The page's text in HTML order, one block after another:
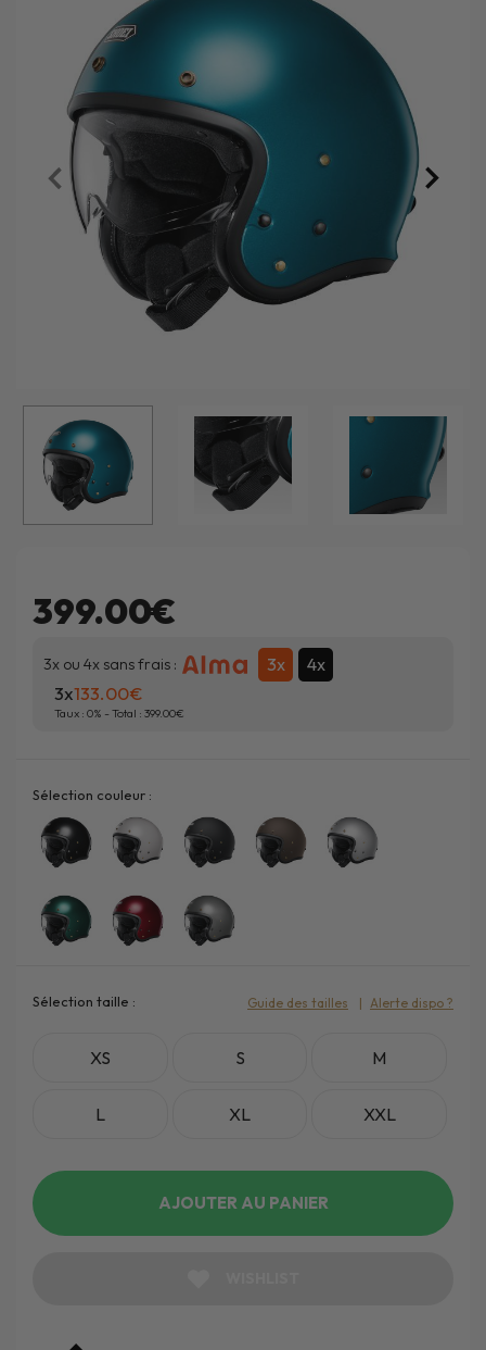
399.00€
3x ou 4x sans frais : 3x 4x
3x133.00
Taux : 0% - Total : 399.00
Sélection couleur :
Sélection taille :
XS S M
L XL XXL
Guide des tailles Alerte dispo ?
AJOUTER AU PANIER